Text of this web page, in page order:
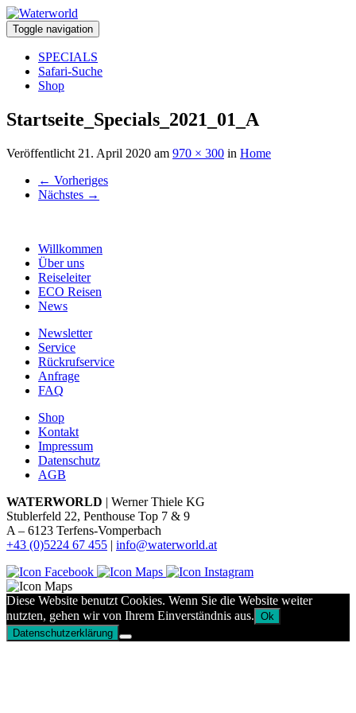
Toggle navigation
SPECIALS
Safari-Suche
Shop
Startseite_Specials_2021_01_A
Veröffentlicht 21. April 2020 am 970 × 300 in Home
← Vorheriges
Nächstes →
Willkommen
Über uns
Reiseleiter
ECO Reisen
News
Newsletter
Service
Rückrufservice
Anfrage
FAQ
Shop
Kontakt
Impressum
Datenschutz
AGB
WATERWORLD | Werner Thiele KG
Stublerfeld 22, Penthouse Top 7 & 9
A – 6123 Terfens-Vomperbach
+43 (0)5224 67 455 | info@waterworld.at
Diese Website benutzt Cookies. Wenn Sie die Website weiter
nutzten, gehen wir von Ihrem Einverständnis aus. Ok
Datenschutzerklärung